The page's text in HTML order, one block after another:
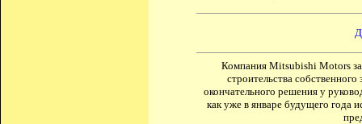
Компания Mitsubishi Motors
строительства
окончательного решения у
как уже в январе будущего года